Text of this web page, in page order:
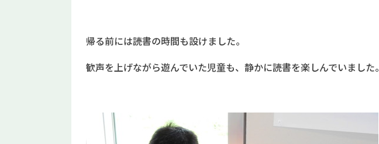
帰る前には読書の時間も設けました。
歓声を上げながら遊んでいた児童も、静かに読書を楽しんでいました。